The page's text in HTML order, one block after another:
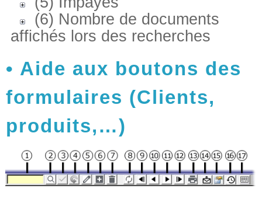
(6) Nombre de documents
affichés lors des recherches
Aide aux boutons des
formulaires (Clients,
produits,…)